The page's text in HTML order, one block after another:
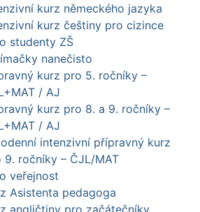
kurz německého jazyka
kurz češtiny pro cizince
studenty ZŠ
nanečisto
kurz pro 5. ročníky –
/ AJ
kurz pro 8. a 9. ročníky –
/ AJ
intenzivní přípravný kurz
9. ročníky – ČJL/MAT
veřejnost
Asistenta pedagoga